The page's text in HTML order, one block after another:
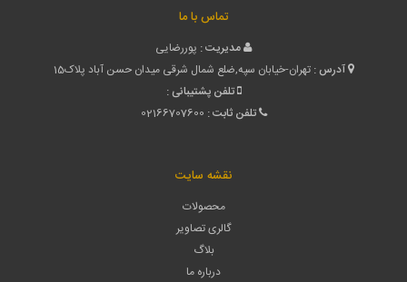
تماس با ما
مدیریت : پوررضایی
آدرس : تهران-خیابان سپه,ضلع شمال شرقی میدان حسن آباد پلاک15
تلفن پشتیبانی :
تلفن ثابت : 02166707600
نقشه سایت
محصولات
گالری تصاویر
بلاگ
درباره ما